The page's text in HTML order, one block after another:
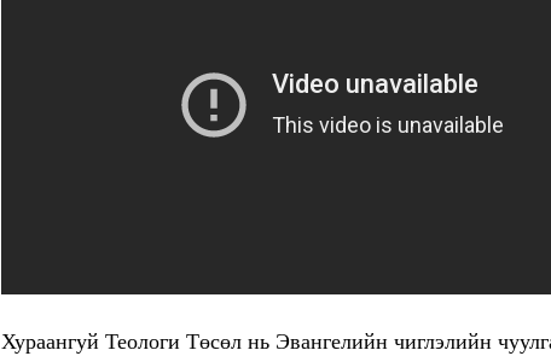
Хураангуй Теологи Төсөл нь Эвангелийн чиглэлийн